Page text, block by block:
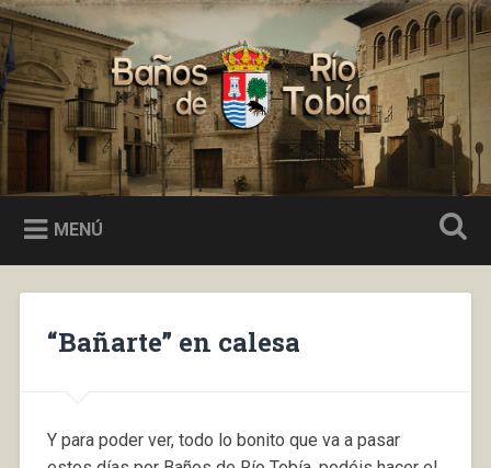
Saltar
al
contenido
Buscar
Baños de Río Tobía
MENÚ
“Bañarte” en calesa
Y para poder ver, todo lo bonito que va a pasar